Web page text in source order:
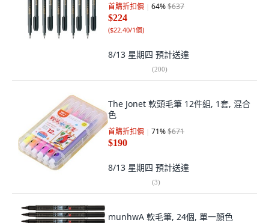
首購折扣價 64%$637
$224
($22.40/1個)
8/13 星期四 預計送達
(200)
The Jonet 軟頭毛筆 12件組, 1套, 混合
色
首購折扣價 71%$671
$190
8/13 星期四 預計送達
(3)
munhwA 軟毛筆, 24個, 單一顏色